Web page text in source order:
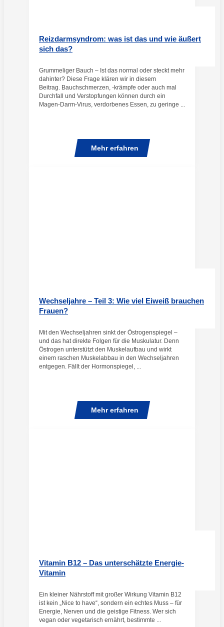
Reizdarmsyndrom: was ist das und wie äußert
sich das?
Grummeliger Bauch – Ist das normal oder steckt mehr
dahinter? Diese Frage klären wir in diesem
Beitrag. Bauchschmerzen, -krämpfe oder auch mal
Durchfall und Verstopfungen können durch ein
Magen-Darm-Virus, verdorbenes Essen, zu geringe ...
Mehr erfahren
Wechseljahre – Teil 3: Wie viel Eiweiß brauchen
Frauen?
Mit den Wechseljahren sinkt der Östrogenspiegel –
und das hat direkte Folgen für die Muskulatur. Denn
Östrogen unterstützt den Muskelaufbau und wirkt
einem raschen Muskelabbau in den Wechseljahren
entgegen. Fällt der Hormonspiegel, ...
Mehr erfahren
Vitamin B12 – Das unterschätzte Energie-
Vitamin
Ein kleiner Nährstoff mit großer Wirkung Vitamin B12
ist kein „Nice to have“, sondern ein echtes Muss – für
Energie, Nerven und die geistige Fitness. Wer sich
vegan oder vegetarisch ernährt, bestimmte ...